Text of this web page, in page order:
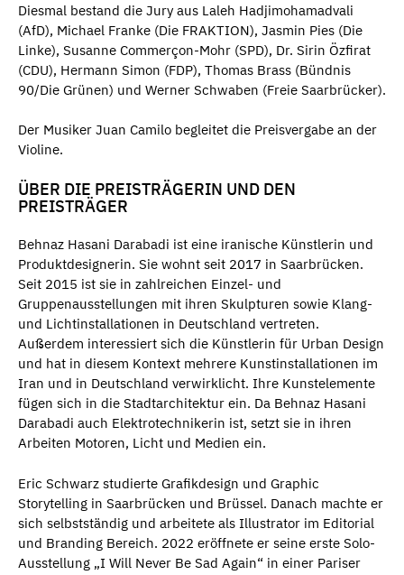
Diesmal bestand die Jury aus Laleh Hadjimohamadvali
(AfD), Michael Franke (Die FRAKTION), Jasmin Pies (Die
Linke), Susanne Commerçon-Mohr (SPD), Dr. Sirin Özfirat
(CDU), Hermann Simon (FDP), Thomas Brass (Bündnis
90/Die Grünen) und Werner Schwaben (Freie Saarbrücker).
Der Musiker Juan Camilo begleitet die Preisvergabe an der
Violine.
ÜBER DIE PREISTRÄGERIN UND DEN
PREISTRÄGER
Behnaz Hasani Darabadi ist eine iranische Künstlerin und
Produktdesignerin. Sie wohnt seit 2017 in Saarbrücken.
Seit 2015 ist sie in zahlreichen Einzel- und
Gruppenausstellungen mit ihren Skulpturen sowie Klang-
und Lichtinstallationen in Deutschland vertreten.
Außerdem interessiert sich die Künstlerin für Urban Design
und hat in diesem Kontext mehrere Kunstinstallationen im
Iran und in Deutschland verwirklicht. Ihre Kunstelemente
fügen sich in die Stadtarchitektur ein. Da Behnaz Hasani
Darabadi auch Elektrotechnikerin ist, setzt sie in ihren
Arbeiten Motoren, Licht und Medien ein.
Eric Schwarz studierte Grafikdesign und Graphic
Storytelling in Saarbrücken und Brüssel. Danach machte er
sich selbstständig und arbeitete als Illustrator im Editorial
und Branding Bereich. 2022 eröffnete er seine erste Solo-
Ausstellung „I Will Never Be Sad Again“ in einer Pariser